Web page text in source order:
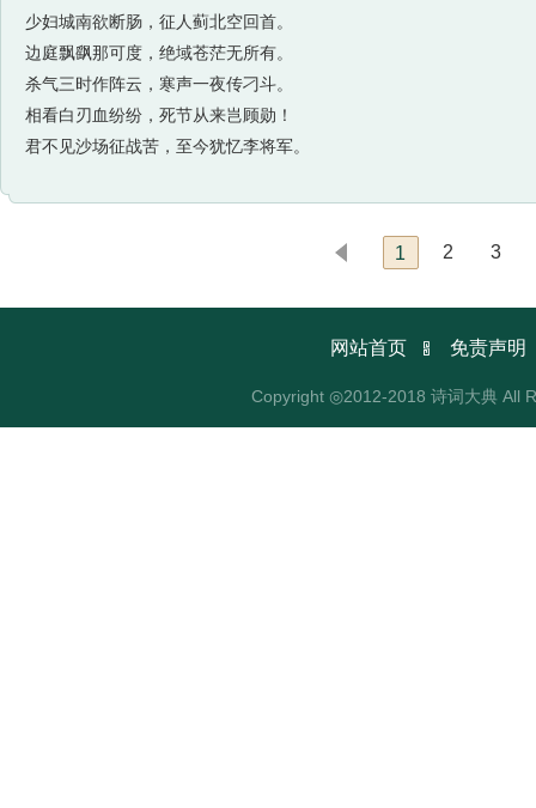
少妇城南欲断肠，征人蓟北空回首。
边庭飘飖那可度，绝域苍茫无所有。
杀气三时作阵云，寒声一夜传刁斗。
相看白刃血纷纷，死节从来岂顾勋！
君不见沙场征战苦，至今犹忆李将军。
1 2 3
网站首页  免责声明
Copyright ◎2012-2018 诗词大典 All